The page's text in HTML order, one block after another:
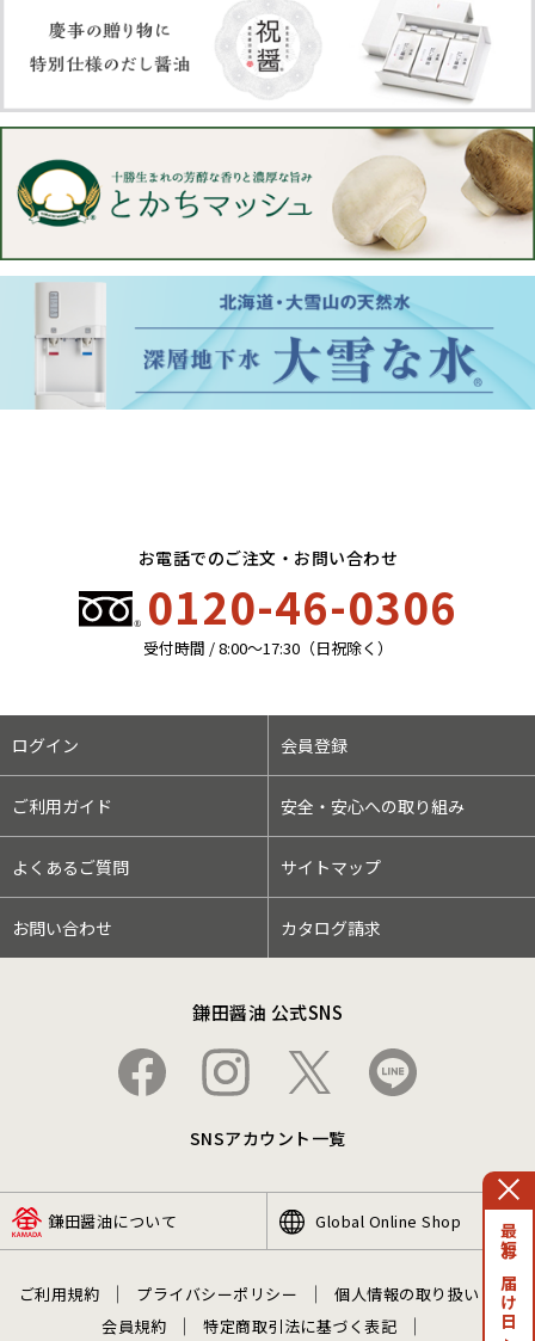
最短お届け日
お電話でのご注文・お問い合わせ
0120-46-0306
受付時間 / 8:00〜17:30（日祝除く）
ログイン 会員登録
ご利用ガイド 安全・安心への取り組み
よくあるご質問 サイトマップ
お問い合わせ カタログ請求
鎌田醤油 公式SNS
SNSアカウント一覧
鎌田醤油について Global Online Shop
ご利用規約 プライバシーポリシー
個人情報の取り扱い
会員規約
特定商取引法に基づく表記